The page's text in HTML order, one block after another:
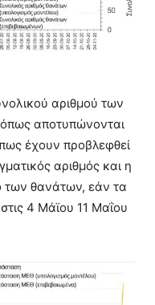
αριθμού των
αποτυπώνονται
έχουν προβλεφθεί
αριθμός και η
των θανάτων, εάν τα
4 Μάϊου 11 Μαΐου